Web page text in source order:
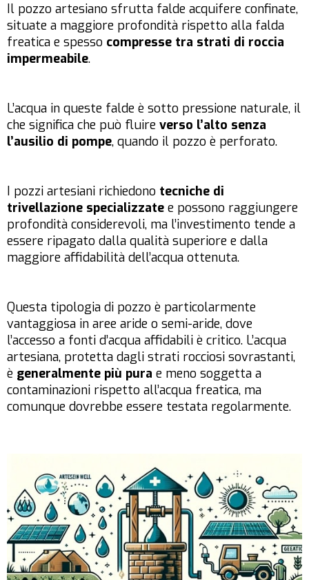
Il pozzo artesiano sfrutta falde acquifere confinate,
situate a maggiore profondità rispetto alla falda
freatica e spesso compresse tra strati di roccia
impermeabile.
L’acqua in queste falde è sotto pressione naturale, il
che significa che può fluire verso l’alto senza
l’ausilio di pompe, quando il pozzo è perforato.
I pozzi artesiani richiedono tecniche di
trivellazione specializzate e possono raggiungere
profondità considerevoli, ma l’investimento tende a
essere ripagato dalla qualità superiore e dalla
maggiore affidabilità dell’acqua ottenuta.
Questa tipologia di pozzo è particolarmente
vantaggiosa in aree aride o semi-aride, dove
l’accesso a fonti d’acqua affidabili è critico. L’acqua
artesiana, protetta dagli strati rocciosi sovrastanti,
è generalmente più pura e meno soggetta a
contaminazioni rispetto all’acqua freatica, ma
comunque dovrebbe essere testata regolarmente.